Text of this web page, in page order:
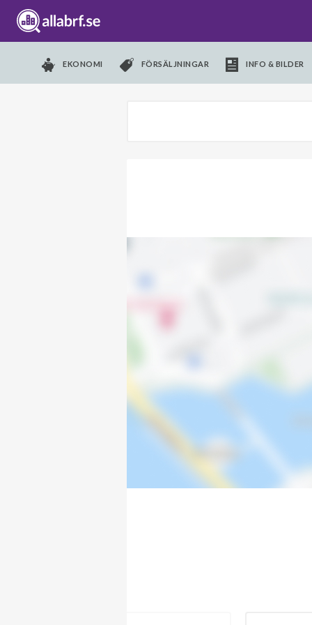
EKONOMI FÖRSÄLJNINGAR INFO & BILDER